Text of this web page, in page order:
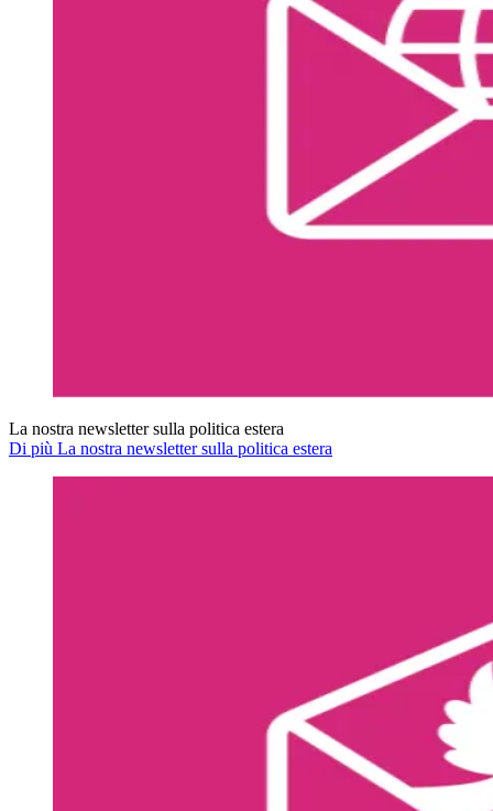
La nostra newsletter sulla politica estera
Di più La nostra newsletter sulla politica estera